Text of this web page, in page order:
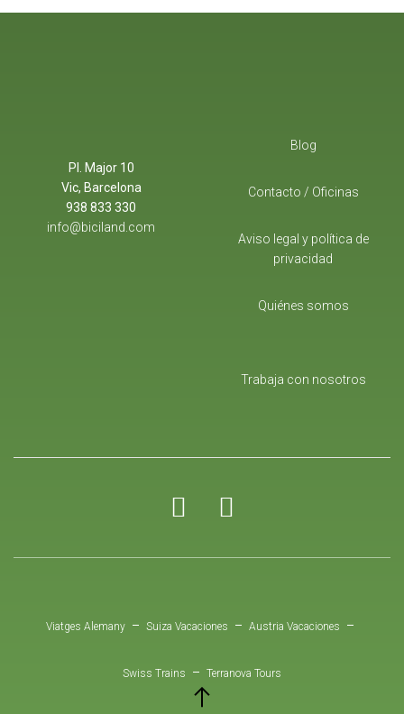
Pl. Major 10
Vic, Barcelona
938 833 330
info@biciland.com
Blog
Contacto / Oficinas
Aviso legal y política de
privacidad
Quiénes somos
Trabaja con nosotros
Menú
Viatges Alemany Suiza Vacaciones Austria Vacaciones
Swiss Trains Terranova Tours